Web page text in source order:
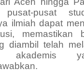
pusat-pusat
ilmiah dapat
memastikan
diambil telah
akademis